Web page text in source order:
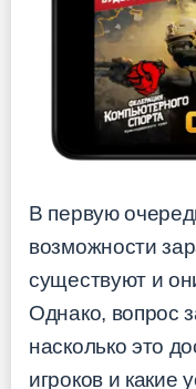
В первую
возможности
существуют и
Однако, вопрос
насколько это
игроков и какие